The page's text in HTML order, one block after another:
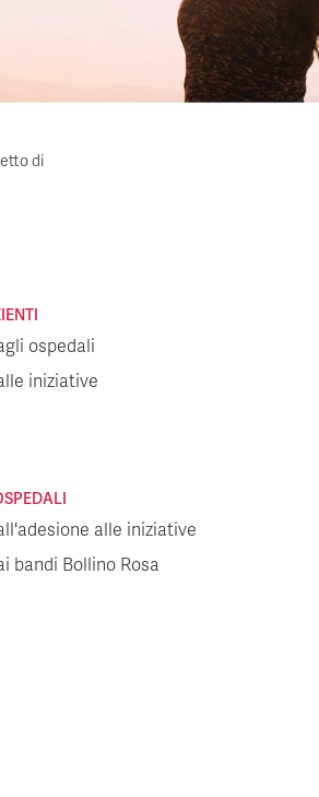
di
ospedali
iniziative
alle iniziative
bandi Bollino Rosa